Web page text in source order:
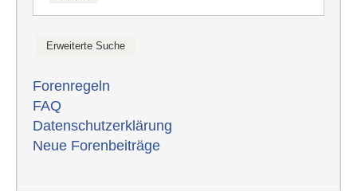
Forenregeln
FAQ
Datenschutzerklärung
Neue Forenbeiträge